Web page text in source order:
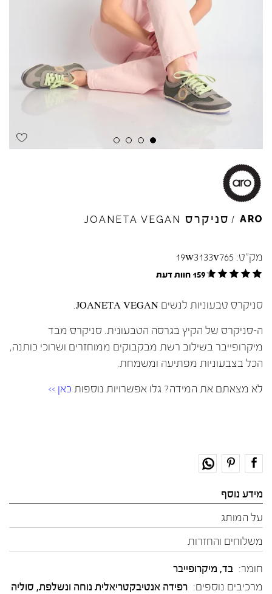
ARO
/ סניקרס JOANETAVEGAN
מק"ט: 19w3133v765
159 חוות דעת
סניקרס טבעוניות לנשים JOANETA VEGAN.
ה-סניקרס של הקיץ בגרסה הטבעונית. סניקרס מבד
מיקרופייבר בשילוב רשת מבקבוקים ממוחזרים ושרוכי כותנה,
הכל בצבעוניות מפתיעה ומשמחת.
לא מצאתם את המידה? גלו אפשרויות נוספות כאן >>
מידע נוסף
על המותג
משלוחים והחזרות
חומר: בד, מיקרופייבר
מרכיבים נוספים: רפידה אנטיבקטריאלית נוחה ונשלפת, סוליה